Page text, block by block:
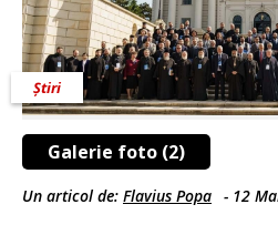
Galerie foto (2)
Știri
Un articol de: Flavius Popa - 12